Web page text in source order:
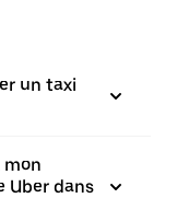
un taxi
mon
Uber dans